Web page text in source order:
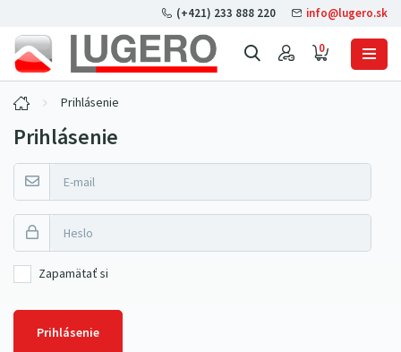
0
(+421) 233 888 220 info@lugero.sk
Prihlásenie
Prihlásenie
Zapamätať si
Prihlásenie